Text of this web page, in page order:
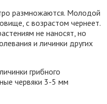
размножаются. Молодой
с возрастом чернеет.
не наносят, но
и личинки других
грибного
червяки 3-5 мм